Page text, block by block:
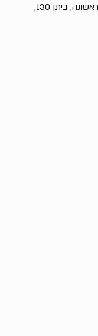
כתובתנו: דרך בן צבי 84, בניין פנורמה, קומה ראשונה, ביתן 130,